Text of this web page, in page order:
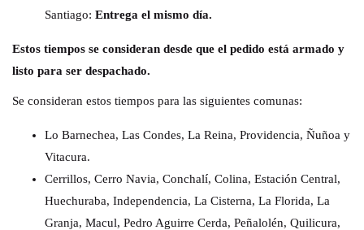
Santiago: Entrega el mismo día.
Estos tiempos se consideran desde que el pedido está armado y
listo para ser despachado.
Se consideran estos tiempos para las siguientes comunas:
Lo Barnechea, Las Condes, La Reina, Providencia, Ñuñoa y
Vitacura.
Cerrillos, Cerro Navia, Conchalí, Colina, Estación Central,
Huechuraba, Independencia, La Cisterna, La Florida, La
Granja, Macul, Pedro Aguirre Cerda, Peñalolén, Quilicura,